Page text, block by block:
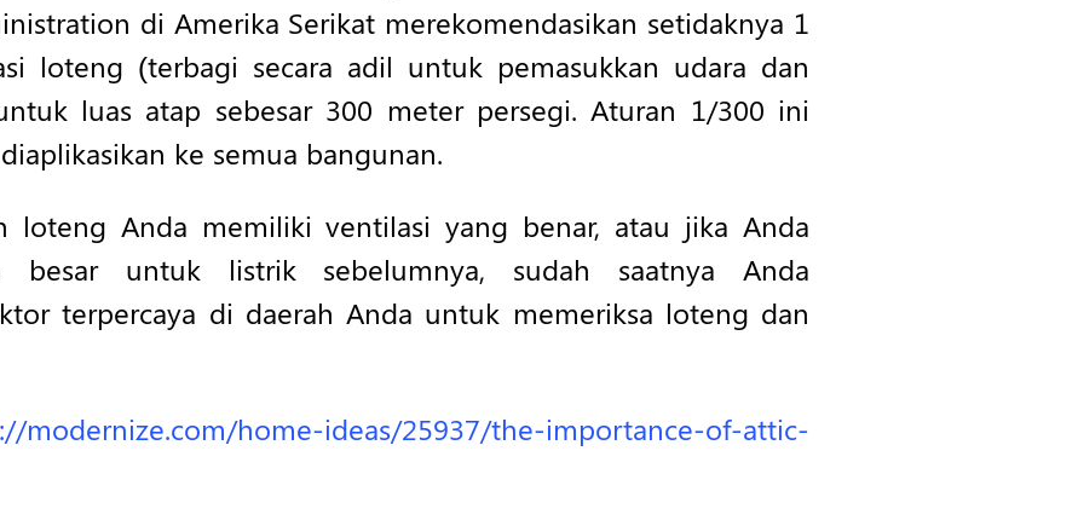
di Amerika Serikat merekomendasikan setidaknya 1
loteng (terbagi secara adil untuk pemasukkan udara dan
luas atap sebesar 300 meter persegi. Aturan 1/300 ini
ke semua bangunan.
loteng Anda memiliki ventilasi yang benar, atau jika Anda
besar untuk listrik sebelumnya, sudah saatnya Anda
terpercaya di daerah Anda untuk memeriksa loteng dan
modernize.com/home-ideas/25937/the-importance-of-attic-